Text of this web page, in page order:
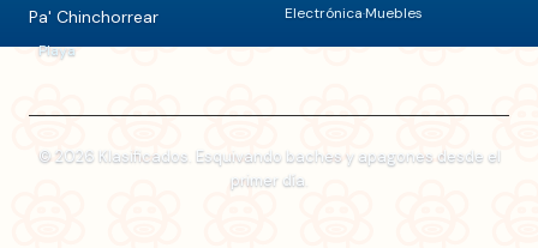
Pa' Chinchorrear
Playa
Electrónica·Muebles
© 2026 Klasificados. Esquivando baches y apagones desde el
primer día.